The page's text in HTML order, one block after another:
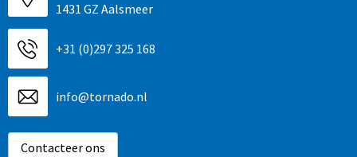
1431 GZ Aalsmeer
+31 (0)297 325 168
info@tornado.nl
Contacteer ons